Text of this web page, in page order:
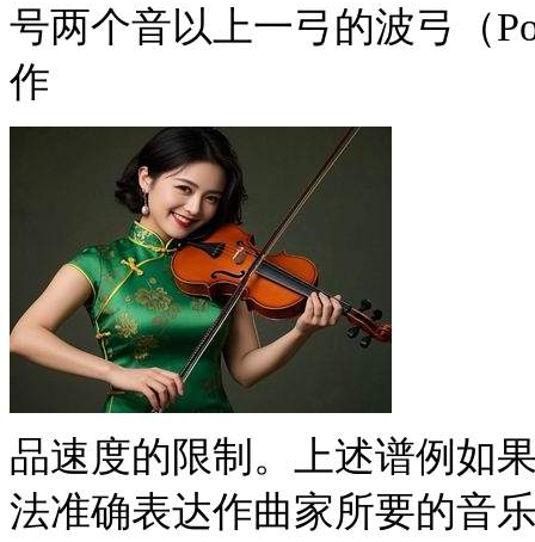
号两个音以上一弓的波弓（
作
品速度的限制。上述谱例如
法准确表达作曲家所要的音